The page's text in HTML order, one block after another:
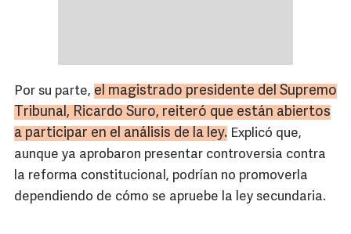
Por su parte, el magistrado presidente del Supremo
Tribunal, Ricardo Suro, reiteró que están abiertos
a participar en el análisis de la ley. Explicó que,
aunque ya aprobaron presentar controversia contra
la reforma constitucional, podrían no promoverla
dependiendo de cómo se apruebe la ley secundaria.